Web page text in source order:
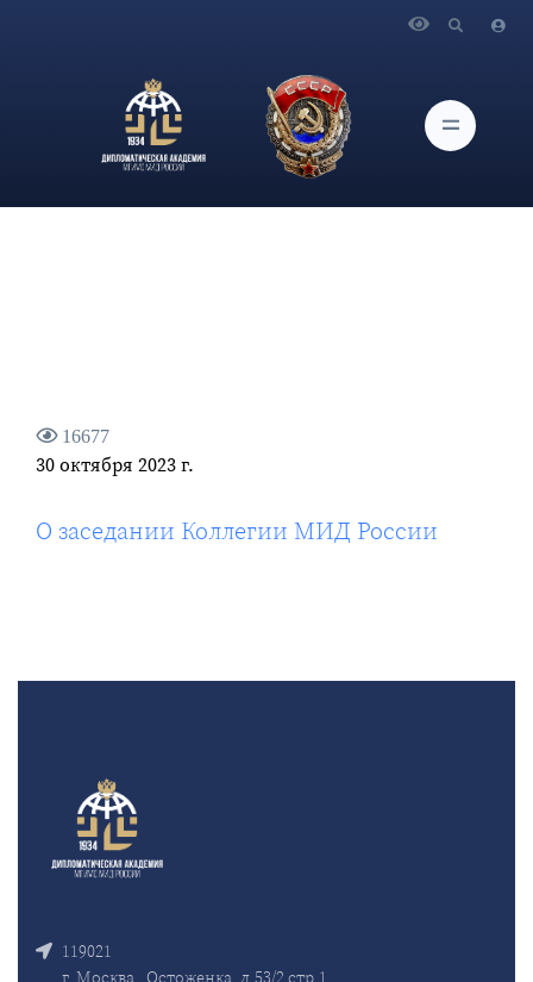
16677
30 октября 2023 г.
О заседании Коллегии МИД России
119021
г. Москва , Остоженка, д.53/2 стр.1